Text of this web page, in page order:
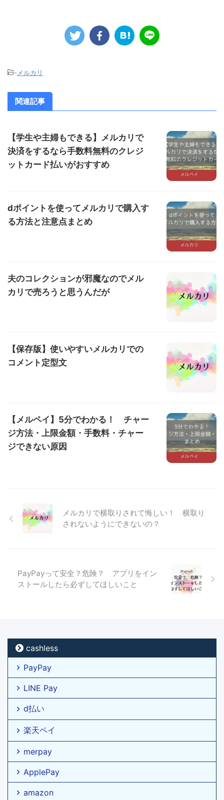
- メルカリ
関連記事
【学生や主婦もできる】メルカリで
決済をするなら手数料無料のクレジ
ットカード払いがおすすめ
dポイントを使ってメルカリで購入す
る方法と注意点まとめ
夫のコレクションが邪魔なのでメル
カリで売ろうと思うんだが
【保存版】使いやすいメルカリでの
コメント定型文
【メルペイ】5分でわかる！ チャー
ジ方法・上限金額・手数料・チャー
ジできない原因
メルカリで横取りされて悔しい！ 横取り
されないようにできないの？
PayPayって安全？危険？ アプリをイン
ストールしたら必ずしてほしいこと
cashless
PayPay
LINE Pay
d払い
楽天ペイ
merpay
ApplePay
amazon